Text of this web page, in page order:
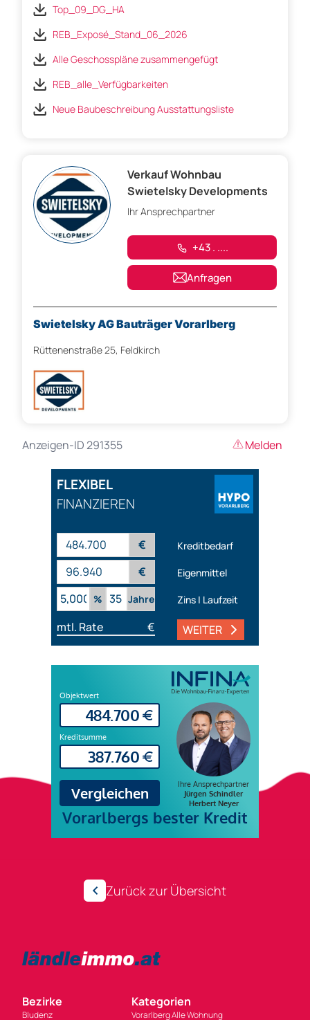
Top_09_DG_HA
REB_Exposé_Stand_06_2026
Alle Geschosspläne zusammengefügt
REB_alle_Verfügbarkeiten
Neue Baubeschreibung Ausstattungsliste
Verkauf Wohnbau
Swietelsky Developments
Ihr Ansprechpartner
+43 . ....
Anfragen
Swietelsky AG Bauträger Vorarlberg
Rüttenenstraße 25, Feldkirch
Anzeigen-ID 291355 Melden
FLEXIBEL
FINANZIEREN
€ Kreditbedarf
€
Eigenmittel
%
Jahre Zins | Laufzeit
mtl. Rate € WEITER
Zurück zur Übersicht
Bezirke
Bludenz
Kategorien
Vorarlberg Alle Wohnung